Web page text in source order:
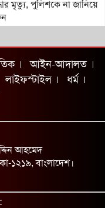
মৃত্যু, পুলিশকে না জানিয়ে
জানিয়ে আর্জেন্টাইনদের
ব্রাজিলিয়ান কিংবদন্তি
গোষ্ঠীর মতো আচরণ করছে:
মহাপরিচালকের বৈঠক
আইন-আদালত
লাইফস্টাইল
ধর্ম
আহমেদ
১২১৯, বাংলাদেশ।